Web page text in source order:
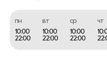
Путешествуйте с
пн
10:00
22:00
вт
10:00
22:00
ср
10:00
22:00
чт